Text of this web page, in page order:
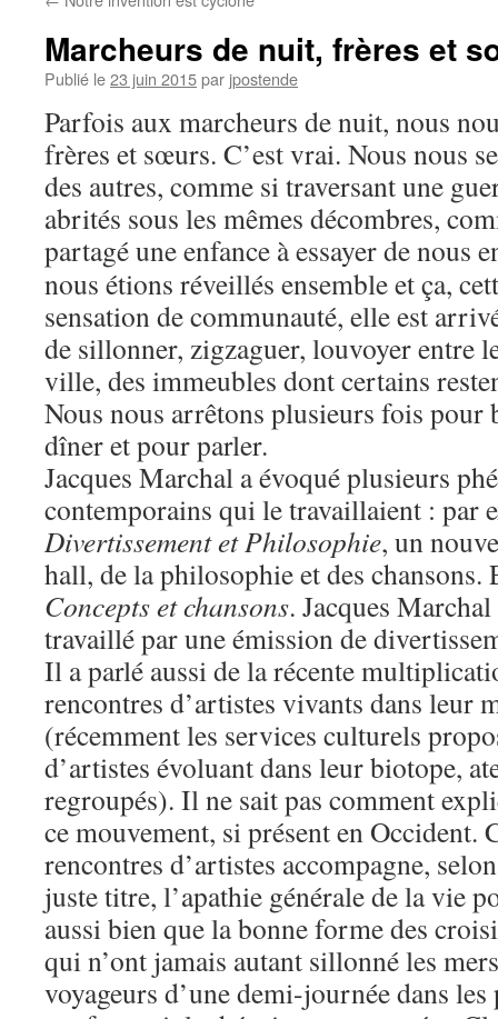
Marcheurs de nuit, frères et
Publié le23 juin 2015par jpostende
Parfois aux marcheurs de nuit, nous
frères et sœurs. C’est vrai. Nous nous
des autres, comme si traversant une
abrités sous les mêmes décombres,
partagé une enfance à essayer de nous
nous étions réveillés ensemble et ça,
sensation de communauté, elle est
de sillonner, zigzaguer, louvoyer entre
ville, des immeubles dont certains
Nous nous arrêtons plusieurs fois pour
dîner et pour parler.
Jacques Marchal a évoqué plusieurs
contemporains qui le travaillaient : par
Divertissement et Philosophie, un
hall, de la philosophie et des chansons.
Concepts et chansons. Jacques
travaillé par une émission de
Il a parlé aussi de la récente
rencontres d’artistes vivants dans leur
(récemment les services culturels
d’artistes évoluant dans leur biotope,
regroupés). Il ne sait pas comment
ce mouvement, si présent en Occident.
rencontres d’artistes accompagne,
juste titre, l’apathie générale de la vie
aussi bien que la bonne forme des
qui n’ont jamais autant sillonné les
voyageurs d’une demi-journée dans